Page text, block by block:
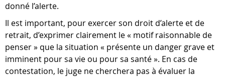
donné l’alerte.
Il est important, pour exercer son droit d’alerte et de
retrait, d’exprimer clairement le « motif raisonnable de
penser » que la situation « présente un danger grave et
imminent pour sa vie ou pour sa santé ». En cas de
contestation, le juge ne cherchera pas à évaluer la